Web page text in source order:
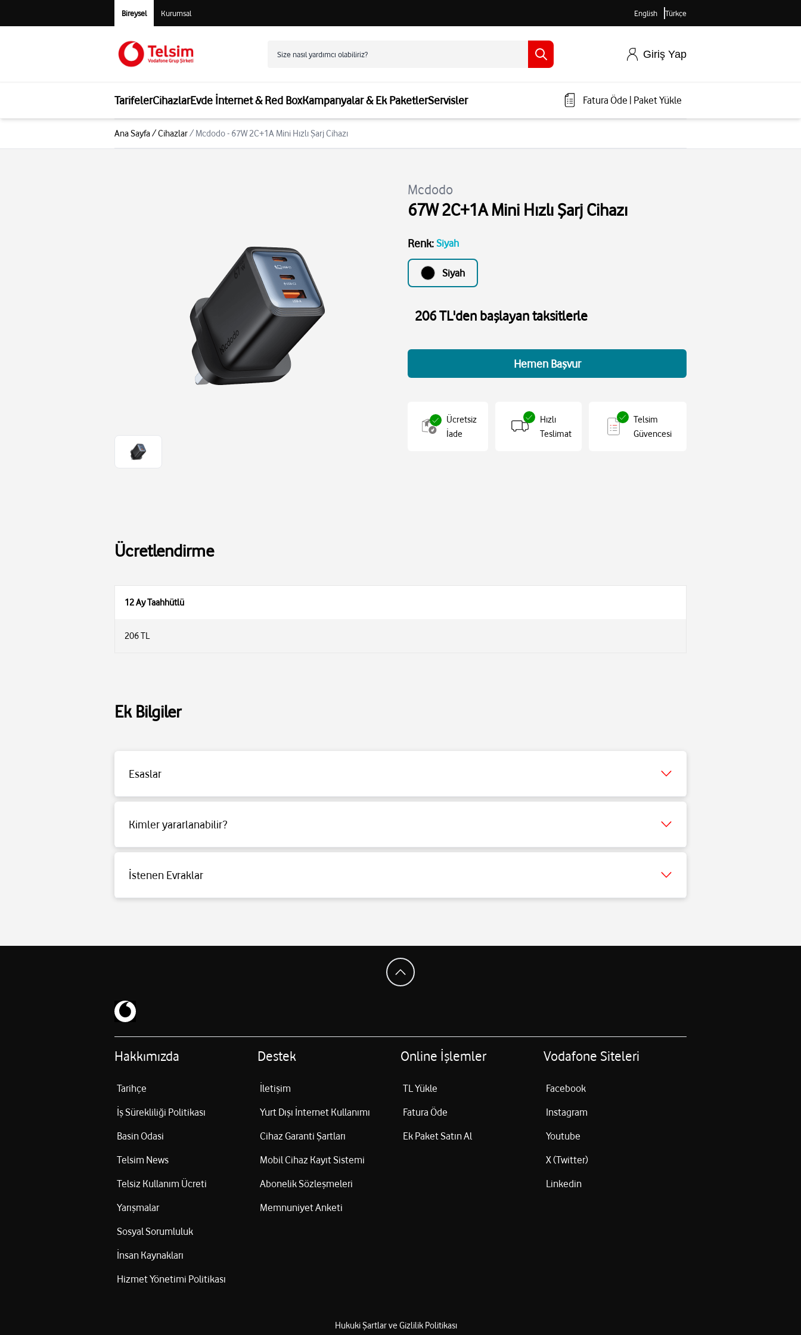
Bireysel Kurumsal English Türkçe
Giriş Yap
TarifelerCihazlarEvde İnternet & Red BoxKampanyalar & Ek PaketlerServisler Fatura Öde Paket Yükle
Ana Sayfa/Cihazlar/ Mcdodo - 67W 2C+1A Mini Hızlı Şarj Cihazı
Mcdodo
67W 2C+1A Mini Hızlı Şarj Cihazı
Renk: Siyah
Siyah
206 TL'den başlayan taksitlerle
Hemen Başvur
Ücretsiz
İade
Hızlı
Teslimat
Telsim
Güvencesi
Ücretlendirme
12 Ay Taahhütlü
206 TL
Ek Bilgiler
Esaslar
Detaylı bilgi içintıklayınız.
Kimler yararlanabilir?
Detaylı bilgi içintıklayınız.
İstenen Evraklar
Detaylı bilgi içintıklayınız.
Hakkımızda
Tarihçe
İş Sürekliliği Politikası
Basin Odasi
Telsim News
Telsiz Kullanım Ücreti
Yarışmalar
Sosyal Sorumluluk
İnsan Kaynakları
Hizmet Yönetimi Politikası
Destek
İletişim
Yurt Dışı İnternet Kullanımı
Cihaz Garanti Şartları
Mobil Cihaz Kayıt Sistemi
Abonelik Sözleşmeleri
Memnuniyet Anketi
Online İşlemler
TL Yükle
Fatura Öde
Ek Paket Satın Al
Vodafone Siteleri
Facebook
Instagram
Youtube
X (Twitter)
Linkedin
Hukuki Şartlar ve Gizlilik Politikası